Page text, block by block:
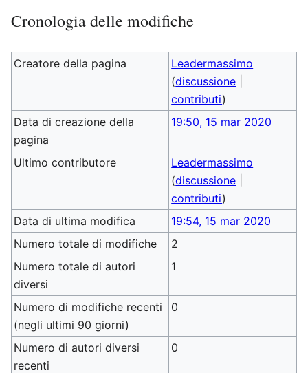
Cronologia delle modifiche
Creatore della pagina
Leadermassimo
(discussione
contributi)
Data di creazione della
pagina
19:50, 15 mar 2020
Ultimo contributore
Leadermassimo
(discussione
contributi)
Data di ultima modifica
19:54, 15 mar 2020
Numero totale di modifiche
2
Numero totale di autori
diversi
1
Numero di modifiche recenti
(negli ultimi 90 giorni)
0
Numero di autori diversi
recenti
0